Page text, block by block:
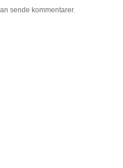
sende kommentarer.